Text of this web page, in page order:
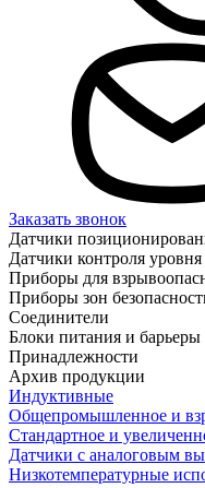
Заказать звонок
Датчики
Датчики контроля уровня
Приборы для
Приборы зон
Соединители
Блоки питания и
Принадлежности
Архив продукции
Индуктивные
Общепромышленное и
Стандартное и
Датчики с аналоговым
Низкотемпературные